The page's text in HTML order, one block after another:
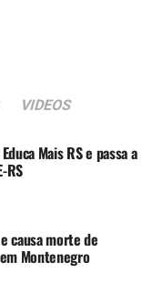
VIDEOS
Mais RS e passa a
RS
causa morte de
Montenegro